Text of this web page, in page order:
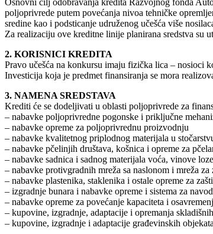
poljoprivrede putem povećanja nivoa tehničke
sredine kao i podsticanje udruženog učešća više
Za realizaciju ove kreditne linije planirana sredstva su
2. KORISNICI KREDITA
Pravo učešća na konkursu imaju fizička lica – nosioci
Investicija koja je predmet finansiranja se mora
3. NAMENA SREDSTAVA
Krediti će se dodeljivati u oblasti poljoprivrede za
– nabavke poljoprivredne pogonske i priključne
– nabavke opreme za poljoprivrednu proizvodnju
– nabavke kvalitetnog priplodnog materijala u
– nabavke pčelinjih društava, košnica i opreme za
– nabavke sadnica i sadnog materijala voća, vinove
– nabavke protivgradnih mreža sa naslonom i mreža za
– nabavke plastenika, staklenika i ostale opreme za
– izgradnje bunara i nabavke opreme i sistema za
– nabavke opreme za povećanje kapaciteta i
– kupovine, izgradnje, adaptacije i opremanja
– kupovine, izgradnje i adaptacije građevinskih